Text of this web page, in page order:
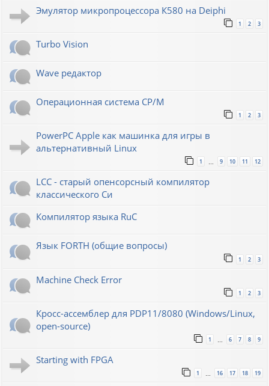
Эмулятор микропроцессора К580 на Deiphi
1 2 3
Turbo Vision
Wave редактор
Операционная система CP/M
1 2 3
PowerPC Apple как машинка для игры в
альтернативный Linux
1 … 9 10 11 12
LCC - старый опенсорсный компилятор
классического Си
Компилятор языка RuC
Язык FORTH (общие вопросы)
1 2 3
Machine Check Error
1 2 3
Кросс-ассемблер для PDP11/8080 (Windows/Linux,
open-source)
1 6 7 8 9
Starting with FPGA
1 16 17 18 19